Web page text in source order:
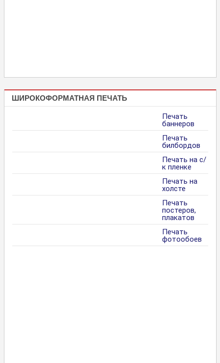
ШИРОКОФОРМАТНАЯ ПЕЧАТЬ
Печать
баннеров
Печать
билбордов
Печать на с/
к пленке
Печать на
холсте
Печать
постеров,
плакатов
Печать
фотообоев